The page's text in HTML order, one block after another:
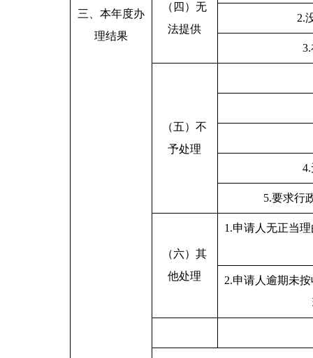
三、本年度办
理结果
（四）无
法提供
2.
（五）不
予处理
5.要求行
（六）其
他处理
1.申请人无正当
2.申请人逾期未